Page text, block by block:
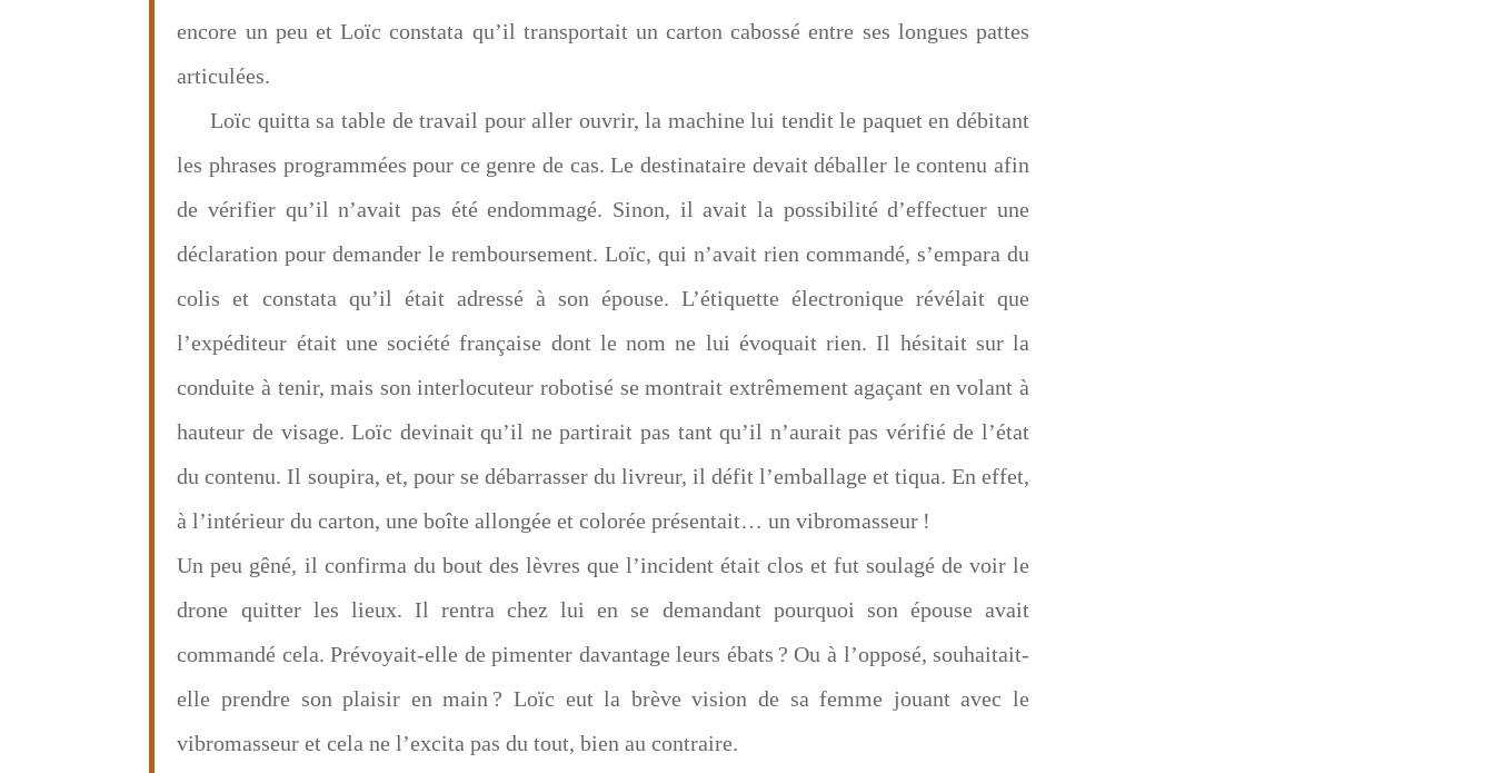
encore un peu et Loïc constata qu’il transportait un carton cabossé entre ses longues pattes
articulées.
Loïc quitta sa table de travail pour aller ouvrir, la machine lui tendit le paquet en débitant
les phrases programmées pour ce genre de cas. Le destinataire devait déballer le contenu afin
de vérifier qu’il n’avait pas été endommagé. Sinon, il avait la possibilité d’effectuer une
déclaration pour demander le remboursement. Loïc, qui n’avait rien commandé, s’empara du
colis et constata qu’il était adressé à son épouse. L’étiquette électronique révélait que
l’expéditeur était une société française dont le nom ne lui évoquait rien. Il hésitait sur la
conduite à tenir, mais son interlocuteur robotisé se montrait extrêmement agaçant en volant à
hauteur de visage. Loïc devinait qu’il ne partirait pas tant qu’il n’aurait pas vérifié de l’état
du contenu. Il soupira, et, pour se débarrasser du livreur, il défit l’emballage et tiqua. En effet,
à l’intérieur du carton, une boîte allongée et colorée présentait… un vibromasseur !
Un peu gêné, il confirma du bout des lèvres que l’incident était clos et fut soulagé de voir le
drone quitter les lieux. Il rentra chez lui en se demandant pourquoi son épouse avait
commandé cela. Prévoyait-elle de pimenter davantage leurs ébats ? Ou à l’opposé, souhaitait-
elle prendre son plaisir en main ? Loïc eut la brève vision de sa femme jouant avec le
vibromasseur et cela ne l’excita pas du tout, bien au contraire.